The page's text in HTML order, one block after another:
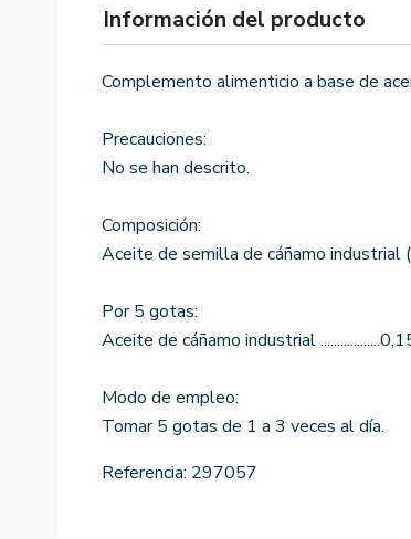
Información del producto
Complemento alimenticio a base de
Precauciones:
No se han descrito.
Composición:
Aceite de semilla de cáñamo industrial
Por 5 gotas:
Aceite de cáñamo industrial
Modo de empleo:
Tomar 5 gotas de 1 a 3 veces al día.
Referencia: 297057